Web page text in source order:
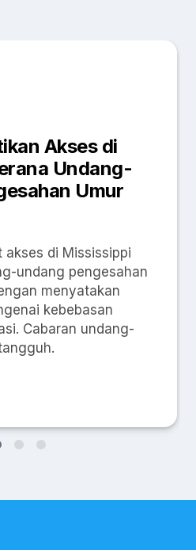
Akses di
Undang-
Umur
akses di Mississippi
undang pengesahan
menyatakan
kebebasan
Cabaran undang-